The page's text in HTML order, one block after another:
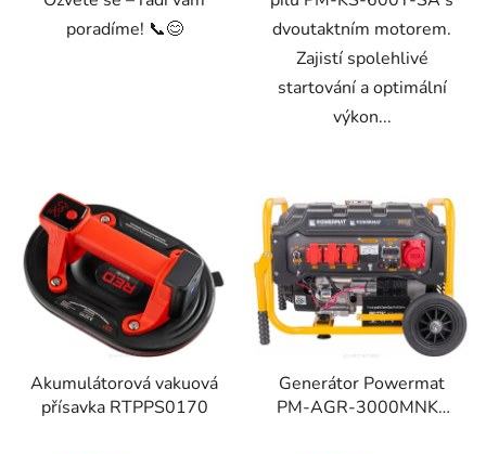
poradíme! 📞😊
dvoutaktním motorem.
Zajistí spolehlivé
startování a optimální
výkon...
Akumulátorová vakuová
přísavka RTPPS0170
Generátor Powermat
PM-AGR-3000MNKE